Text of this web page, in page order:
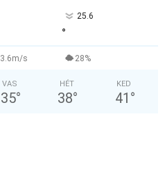
25.6
°
3.6m/s 28%
VAS
35°
HÉT
38°
KED
41 °